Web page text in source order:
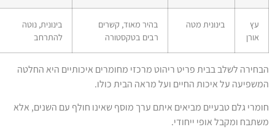
עץ
אורן
בינונית מטה
בהיר מאוד, קשרים
רבים בטקסטורה
בינונית, נוטה
להתרחב
לשלב בבית פריט ריהוט מרכזי מחומרים איכותיים היא החלטה
על איכות החיים ועל מראה הבית כולו.
גלם טבעיים מביאים איתם ערך מוסף שאינו חולף עם השנים, אלא
ומקבל אופי ייחודי.